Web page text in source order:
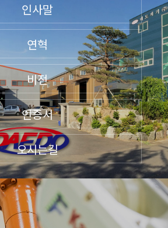
인사말
연혁
비전
인증서
오시는길